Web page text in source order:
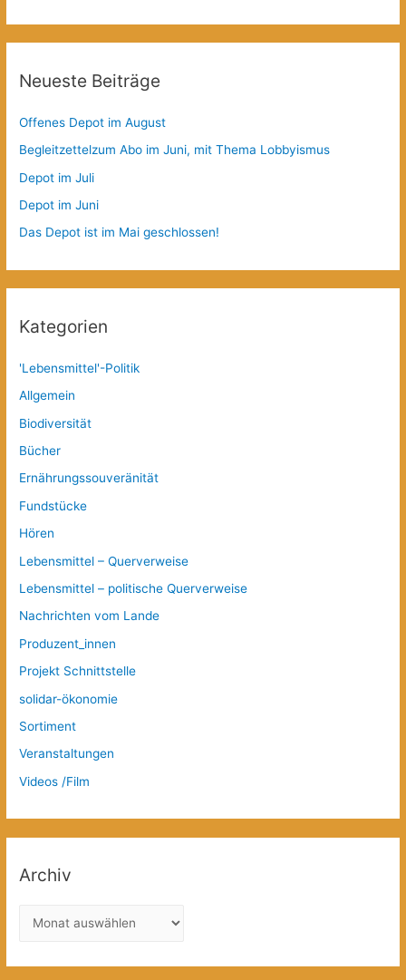
Neueste Beiträge
Offenes Depot im August
Begleitzettelzum Abo im Juni, mit Thema Lobbyismus
Depot im Juli
Depot im Juni
Das Depot ist im Mai geschlossen!
Kategorien
'Lebensmittel'-Politik
Allgemein
Biodiversität
Bücher
Ernährungssouveränität
Fundstücke
Hören
Lebensmittel – Querverweise
Lebensmittel – politische Querverweise
Nachrichten vom Lande
Produzent_innen
Projekt Schnittstelle
solidar-ökonomie
Sortiment
Veranstaltungen
Videos /Film
Archiv
c